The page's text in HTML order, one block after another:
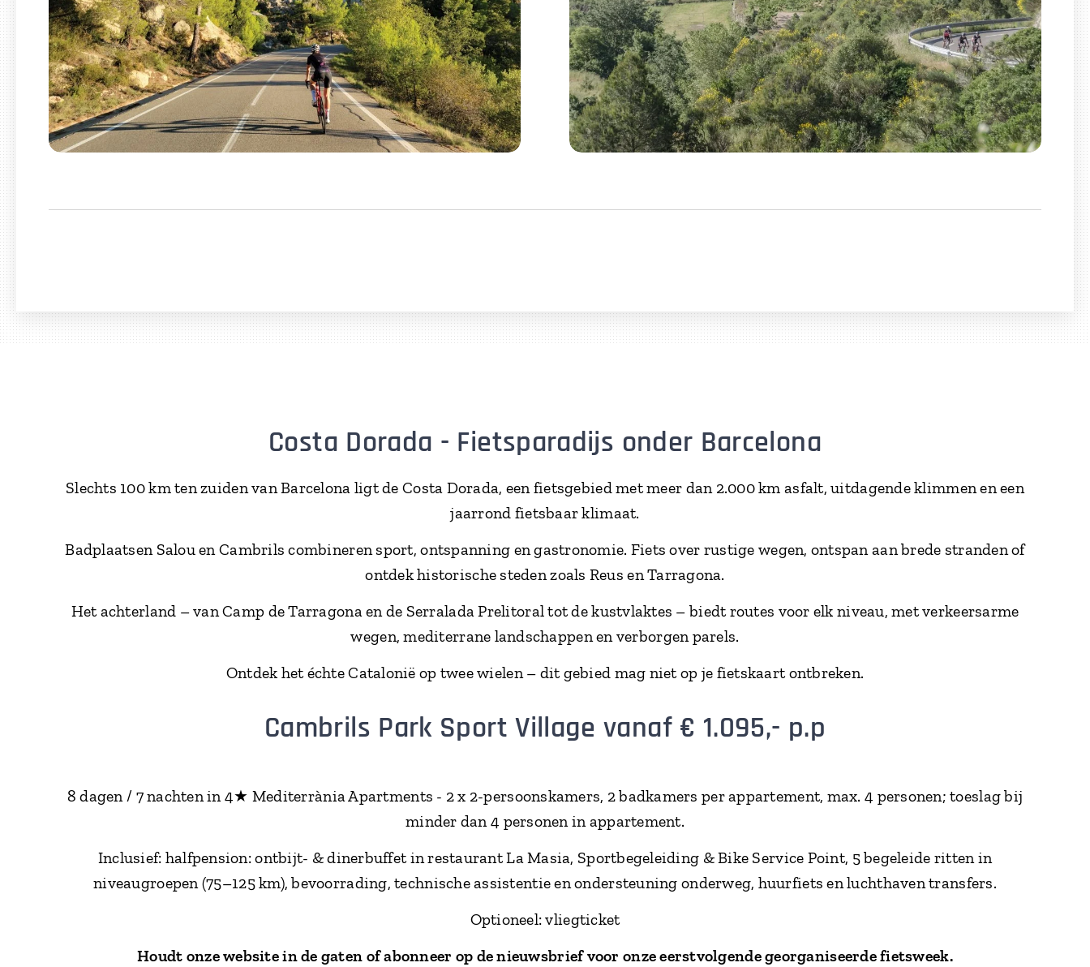
Costa Dorada - Fietsparadijs onder Barcelona
Slechts 100 km ten zuiden van Barcelona ligt de Costa Dorada, een fietsgebied met meer dan 2.000 km asfalt, uitdagende klimmen en een
jaarrond fietsbaar klimaat.
Badplaatsen Salou en Cambrils combineren sport, ontspanning en gastronomie. Fiets over rustige wegen, ontspan aan brede stranden of
ontdek historische steden zoals Reus en Tarragona.
Het achterland – van Camp de Tarragona en de Serralada Prelitoral tot de kustvlaktes – biedt routes voor elk niveau, met verkeersarme
wegen, mediterrane landschappen en verborgen parels.
Ontdek het échte Catalonië op twee wielen – dit gebied mag niet op je fietskaart ontbreken.
Cambrils Park Sport Village vanaf € 1.095,- p.p
8 dagen / 7 nachten in 4★ Mediterrània Apartments - 2 x 2-persoonskamers, 2 badkamers per appartement, max. 4 personen; toeslag bij
minder dan 4 personen in appartement.
Inclusief: halfpension: ontbijt- & dinerbuffet in restaurant La Masia, Sportbegeleiding & Bike Service Point, 5 begeleide ritten in
niveaugroepen (75–125 km), bevoorrading, technische assistentie en ondersteuning onderweg, huurfiets en luchthaven transfers.
Optioneel: vliegticket
Houdt onze website in de gaten of abonneer op de nieuwsbrief voor onze eerstvolgende georganiseerde fietsweek.